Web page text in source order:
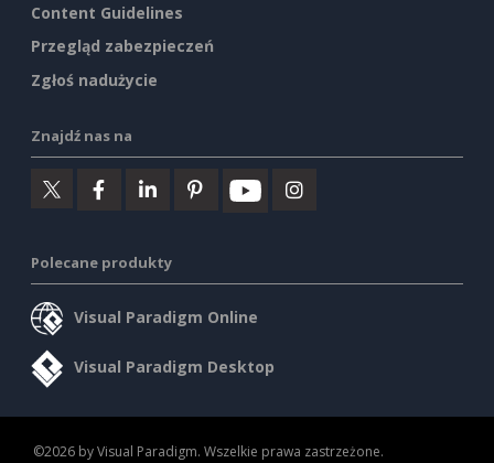
Content Guidelines
Przegląd zabezpieczeń
Zgłoś nadużycie
Znajdź nas na
Polecane produkty
Visual Paradigm Online
Visual Paradigm Desktop
©2026 by Visual Paradigm. Wszelkie prawa zastrzeżone.